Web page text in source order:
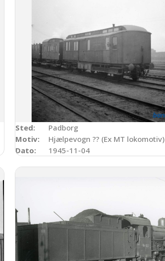
Sted:
Padborg
Motiv:
Hjælpevogn ?? (Ex MT lokomotiv)
Dato:
1945-11-04